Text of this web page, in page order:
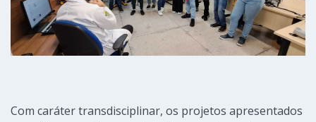
Com caráter transdisciplinar, os projetos apresentados